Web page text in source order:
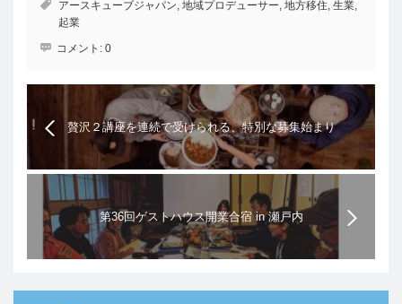
アースキューブジャパン, 地域プロデューサー, 地方移住, 生業,
起業
コメント: 0
贅沢２講座を連続で受けられる、特別な募集始まり
ました
第36回ゲストハウス開業合宿 in 瀬戸内